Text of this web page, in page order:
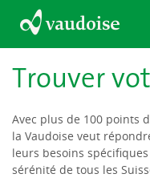
Trouver
Avec plus de 100 points
la Vaudoise veut
leurs besoins
sérénité de tous les